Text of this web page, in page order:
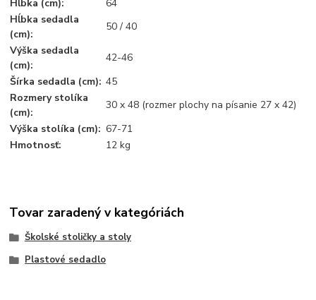
Hĺbka (cm):
64
Hĺbka sedadla
(cm):
50 / 40
Výška sedadla
(cm):
42-46
Šírka sedadla (cm): 45
Rozmery stolíka
(cm):
30 x 48 (rozmer plochy na písanie 27 x 42)
Výška stolíka (cm): 67-71
Hmotnosť:
12 kg
Tovar zaradený v kategóriách
Školské stoličky a stoly
Plastové sedadlo